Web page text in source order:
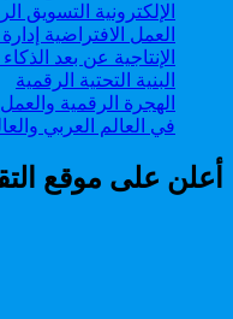
الهجرة الرقمية
في العالم العربي
أعلن على موقع